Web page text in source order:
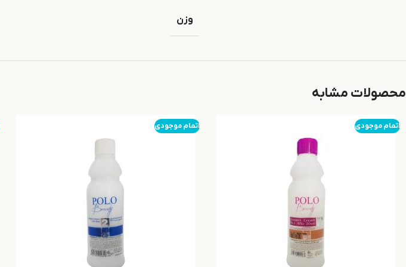
وزن
محصولات مشابه
اتمام موجودی اتمام موجودی